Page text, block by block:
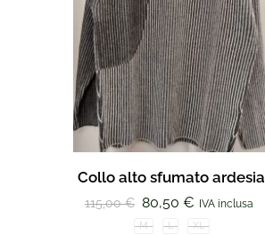
Collo alto sfumato ardesia
115,00€ 80,50 € IVA inclusa
M L XL